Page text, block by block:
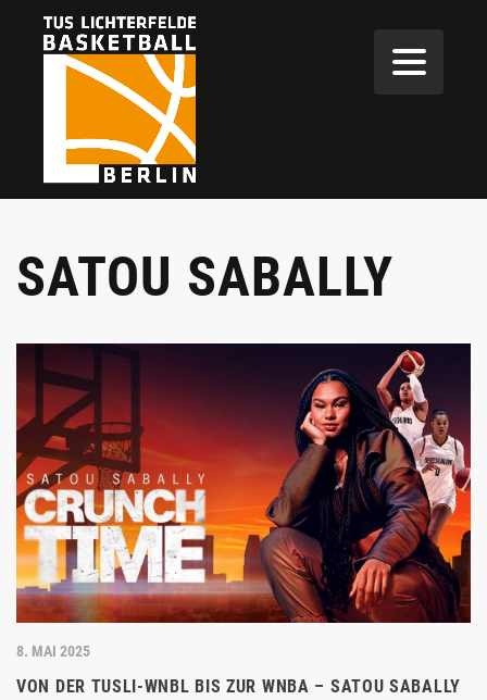
SATOU SABALLY
8. MAI 2025
VON DER TUSLI-WNBL BIS ZUR WNBA – SATOU SABALLY